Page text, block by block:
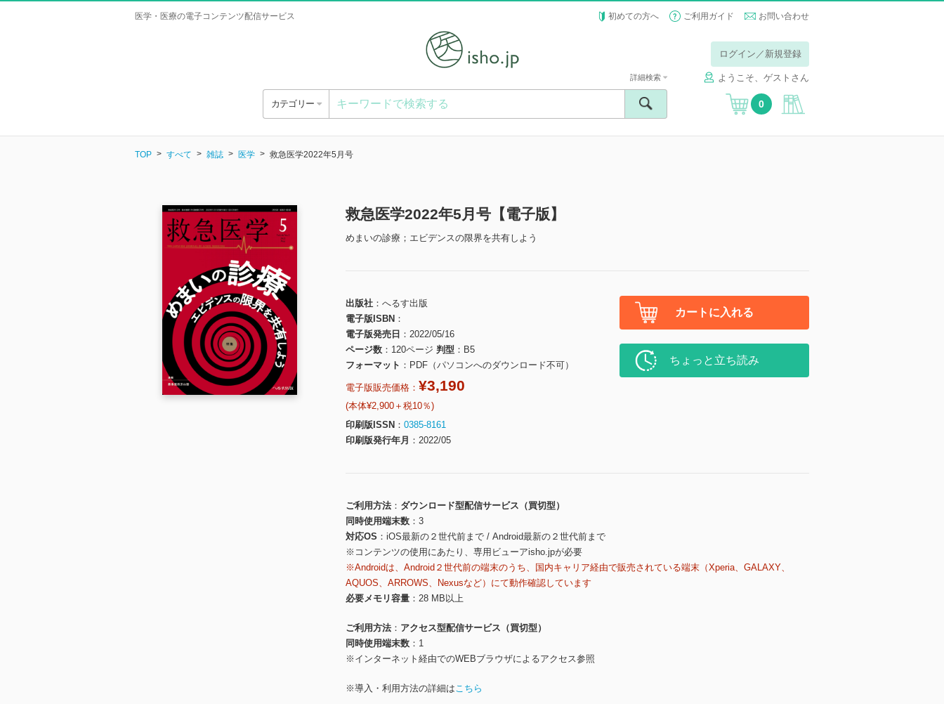
医学・医療の電子コンテンツ配信サービス 初めての方へ ご利用ガイド お問い合わせ
ログイン／新規登録
ようこそ、ゲストさん
カテゴリー
詳細検索
0
TOP すべて 雑誌 医学 救急医学2022年5月号
救急医学2022年5月号【電子版】
めまいの診療；エビデンスの限界を共有しよう
出版社
へるす出版
電子版ISBN
電子版発売日
2022/05/16
ページ数
120ページ 判型
B5
フォーマット
PDF（パソコンへのダウンロード不可）
電子版販売価格： ¥3,190
(本体¥2,900＋税10％)
印刷版ISSN
0385-8161
印刷版発行年月
2022/05
カートに入れる
ちょっと立ち読み
ご利用方法
ダウンロード型配信サービス（買切型）
同時使用端末数
3
対応OS
iOS最新の２世代前まで / Android最新の２世代前まで
※コンテンツの使用にあたり、専用ビューアisho.jpが必要
※Androidは、Android２世代前の端末のうち、国内キャリア経由で販売されている端末（Xperia、GALAXY、
AQUOS、ARROWS、Nexusなど）にて動作確認しています
必要メモリ容量
28 MB以上
ご利用方法
アクセス型配信サービス（買切型）
同時使用端末数
1
※インターネット経由でのWEBブラウザによるアクセス参照
※導入・利用方法の詳細はこちら